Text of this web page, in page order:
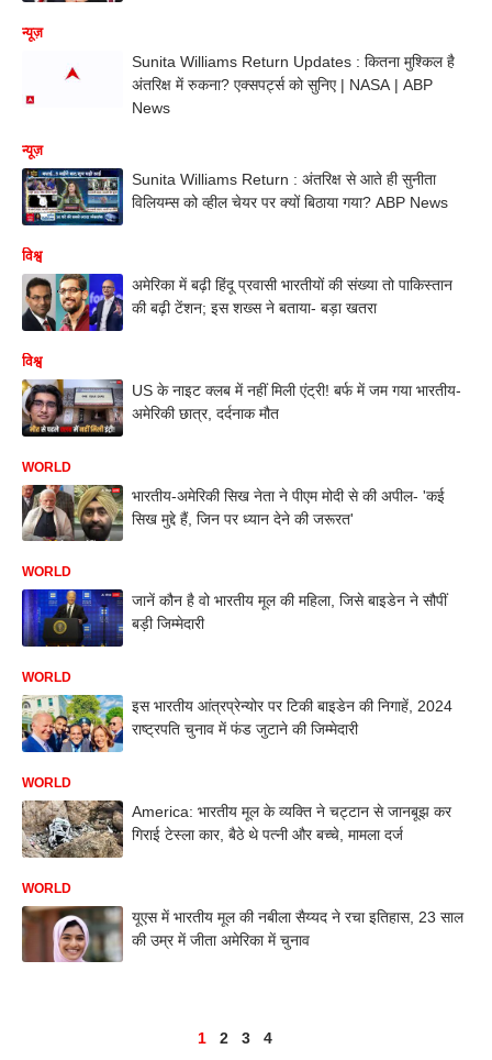
न्यूज़
Sunita Williams Return Updates : कितना मुश्किल है
अंतरिक्ष में रुकना? एक्सपर्ट्स को सुनिए | NASA | ABP
News
न्यूज़
Sunita Williams Return : अंतरिक्ष से आते ही सुनीता
विलियम्स को व्हील चेयर पर क्यों बिठाया गया? ABP News
विश्व
अमेरिका में बढ़ी हिंदू प्रवासी भारतीयों की संख्या तो पाकिस्तान
की बढ़ी टेंशन; इस शख्स ने बताया- बड़ा खतरा
विश्व
US के नाइट क्लब में नहीं मिली एंट्री! बर्फ में जम गया भारतीय-
अमेरिकी छात्र, दर्दनाक मौत
WORLD
भारतीय-अमेरिकी सिख नेता ने पीएम मोदी से की अपील- 'कई
सिख मुद्दे हैं, जिन पर ध्यान देने की जरूरत'
WORLD
जानें कौन है वो भारतीय मूल की महिला, जिसे बाइडेन ने सौपीं
बड़ी जिम्मेदारी
WORLD
इस भारतीय आंत्रप्रेन्योर पर टिकी बाइडेन की निगाहें, 2024
राष्ट्रपति चुनाव में फंड जुटाने की जिम्मेदारी
WORLD
America: भारतीय मूल के व्यक्ति ने चट्टान से जानबूझ कर
गिराई टेस्ला कार, बैठे थे पत्नी और बच्चे, मामला दर्ज
WORLD
यूएस में भारतीय मूल की नबीला सैय्यद ने रचा इतिहास, 23 साल
की उम्र में जीता अमेरिका में चुनाव
1 2 3 4